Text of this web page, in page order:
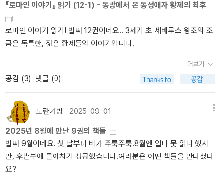
『로마인 이야기』 읽기 (12-1) - 동방에서 온 동성애자 황제의 최후
로마인 이야기 읽기! 벌써 12권이네요.. 3세기 초 세베루스 왕조의 조
금은 독특한, 젊은 황제들의 이야기입니다.
더보기
공감 (3) 댓글 (0)
노란가방 2025-09-01
2025년 8월에 만난 9권의 책들
벌써 9월이네요. 첫 날부터 비가 주룩주룩.8월엔 얼마 못 읽나 했지
만, 후반부에 몰아치기 성공했습니다.여러분은 어떤 책들을 만나셨나
요?